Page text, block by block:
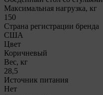
Максимальная нагрузка, кг
150
Страна регистрации бренда
США
Цвет
Коричневый
Вес, кг
28,5
Источник питания
Нет